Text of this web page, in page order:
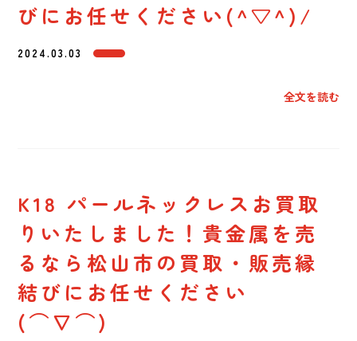
びにお任せください(^▽^)/
2024.03.03
全文を読む
K18 パールネックレスお買取
りいたしました！貴金属を売
るなら松山市の買取・販売縁
結びにお任せください
(⌒∇⌒)